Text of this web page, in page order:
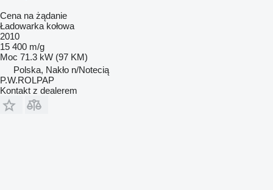
Cena na żądanie
Ładowarka kołowa
2010
15 400 m/g
Moc 71.3 kW (97 KM)
Polska, Nakło n/Notecią
P.W.ROLPAP
Kontakt z dealerem